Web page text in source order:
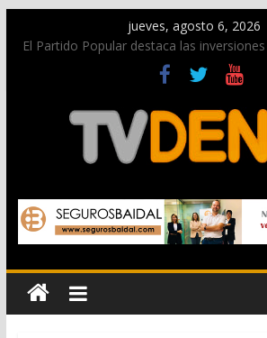
jueves, agosto 6, 2026
El Partido Popular destaca las
Dénia y la Marina Alta contempladas en
presupuestos autonómicos
La Entraeta Festera llena de ambiente la
Campo con la recepción a la Capitanía
El XII Festival de Jazz de Dénia reunirá
figuras nacionales e internacionales en
Los Moros y Cristianos 2026 reciben las
dan inicio a las fiestas en Dénia
Una nueva campaña anima a la juventud